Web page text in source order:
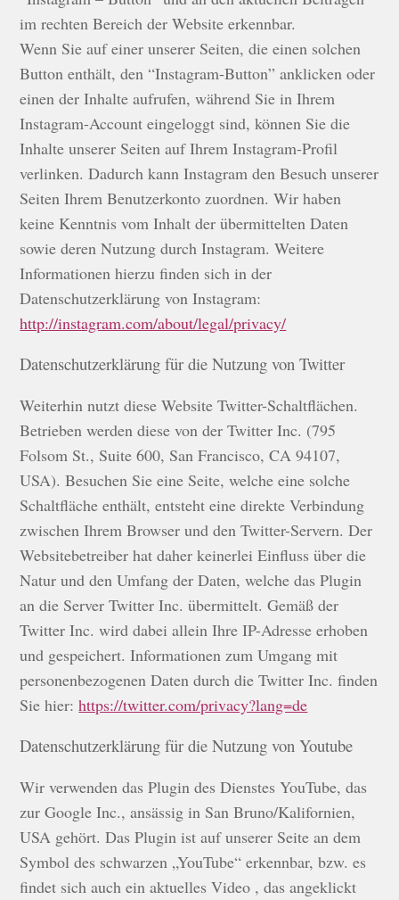
im rechten Bereich der Website erkennbar.
Wenn Sie auf einer unserer Seiten, die einen solchen
Button enthält, den “Instagram-Button” anklicken oder
einen der Inhalte aufrufen, während Sie in Ihrem
Instagram-Account eingeloggt sind, können Sie die
Inhalte unserer Seiten auf Ihrem Instagram-Profil
verlinken. Dadurch kann Instagram den Besuch unserer
Seiten Ihrem Benutzerkonto zuordnen. Wir haben
keine Kenntnis vom Inhalt der übermittelten Daten
sowie deren Nutzung durch Instagram. Weitere
Informationen hierzu finden sich in der
Datenschutzerklärung von Instagram:
http://instagram.com/about/legal/privacy/
Datenschutzerklärung für die Nutzung von Twitter
Weiterhin nutzt diese Website Twitter-Schaltflächen.
Betrieben werden diese von der Twitter Inc. (795
Folsom St., Suite 600, San Francisco, CA 94107,
USA). Besuchen Sie eine Seite, welche eine solche
Schaltfläche enthält, entsteht eine direkte Verbindung
zwischen Ihrem Browser und den Twitter-Servern. Der
Websitebetreiber hat daher keinerlei Einfluss über die
Natur und den Umfang der Daten, welche das Plugin
an die Server Twitter Inc. übermittelt. Gemäß der
Twitter Inc. wird dabei allein Ihre IP-Adresse erhoben
und gespeichert. Informationen zum Umgang mit
personenbezogenen Daten durch die Twitter Inc. finden
Sie hier:https://twitter.com/privacy?lang=de
Datenschutzerklärung für die Nutzung von Youtube
Wir verwenden das Plugin des Dienstes YouTube, das
zur Google Inc., ansässig in San Bruno/Kalifornien,
USA gehört. Das Plugin ist auf unserer Seite an dem
Symbol des schwarzen „YouTube“ erkennbar, bzw. es
findet sich auch ein aktuelles Video , das angeklickt